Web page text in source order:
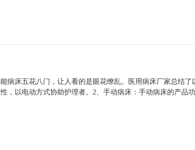
病床五花八门，让人看的是眼花缭乱。医用病床厂家总结了
，以电动方式协助护理者。2、手动病床：手动病床的产品